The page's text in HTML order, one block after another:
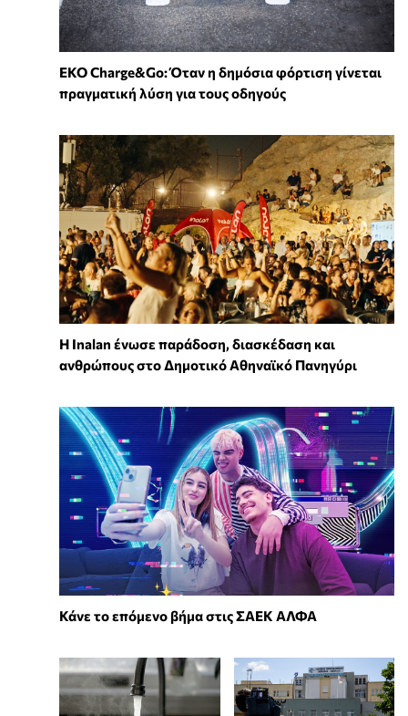
EKO Charge&Go: Όταν η δημόσια φόρτιση γίνεται
πραγματική λύση για τους οδηγούς
Η Inalan ένωσε παράδοση, διασκέδαση και
ανθρώπους στο Δημοτικό Αθηναϊκό Πανηγύρι
Κάνε το επόμενο βήμα στις ΣΑΕΚ ΑΛΦΑ